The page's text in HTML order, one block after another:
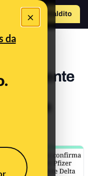
×
da
Hazte Maldito
el
realmente
los